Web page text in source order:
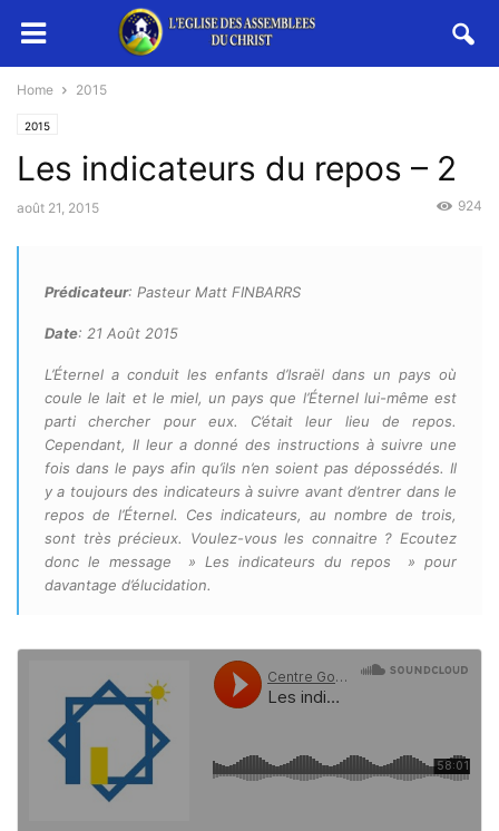
Home 2015
2015
Les indicateurs du repos – 2
août 21, 2015 924
Prédicateur: Pasteur Matt FINBARRS
Date: 21 Août 2015
L’Éternel a conduit les enfants d’Israël dans un pays où
coule le lait et le miel, un pays que l’Éternel lui-même est
parti chercher pour eux. C’était leur lieu de repos.
Cependant, Il leur a donné des instructions à suivre une
fois dans le pays afin qu’ils n’en soient pas dépossédés. Il
y a toujours des indicateurs à suivre avant d’entrer dans le
repos de l’Éternel. Ces indicateurs, au nombre de trois,
sont très précieux. Voulez-vous les connaitre ? Ecoutez
donc le message » Les indicateurs du repos » pour
davantage d’élucidation.